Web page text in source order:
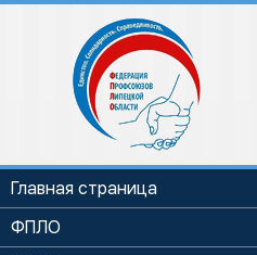
Главная страница
ФПЛО